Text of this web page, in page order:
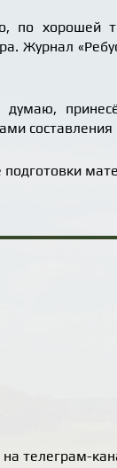
по хорошей
Журнал
думаю,
составления
на телеграм-